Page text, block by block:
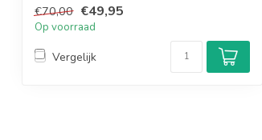
€70,00 €49,95
Op voorraad
Vergelijk